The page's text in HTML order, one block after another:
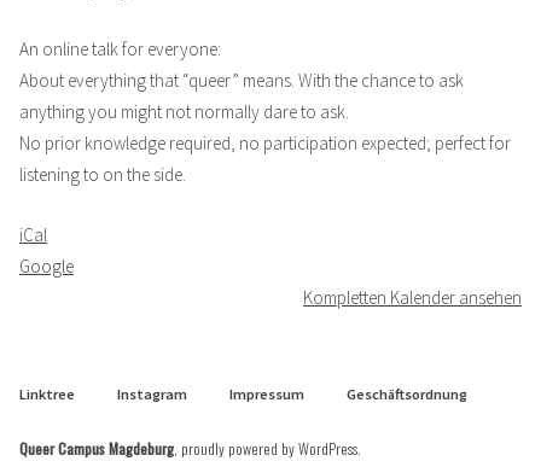
An online talk for everyone:
About everything that “queer” means. With the chance to ask
anything you might not normally dare to ask.
No prior knowledge required, no participation expected; perfect for
listening to on the side.
iCal
Google
Kompletten Kalender ansehen
Linktree Instagram Impressum Geschäftsordnung
Queer Campus Magdeburg, proudly powered by WordPress.